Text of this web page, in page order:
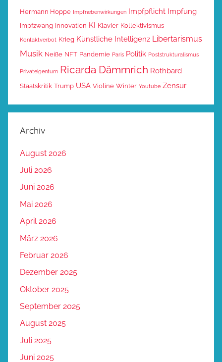
Hermann Hoppe Impfnebenwirkungen Impfpflicht Impfung
Impfzwang Innovation KI Klavier Kollektivismus
Kontaktverbot Krieg Künstliche Intelligenz Libertarismus
Musik Neiße NFT Pandemie Paris Politik Poststrukturalismus
Privateigentum Ricarda Dämmrich Rothbard
Staatskritik Trump USA Violine Winter Youtube Zensur
Archiv
August 2026
Juli 2026
Juni 2026
Mai 2026
April 2026
März 2026
Februar 2026
Dezember 2025
Oktober 2025
September 2025
August 2025
Juli 2025
Juni 2025